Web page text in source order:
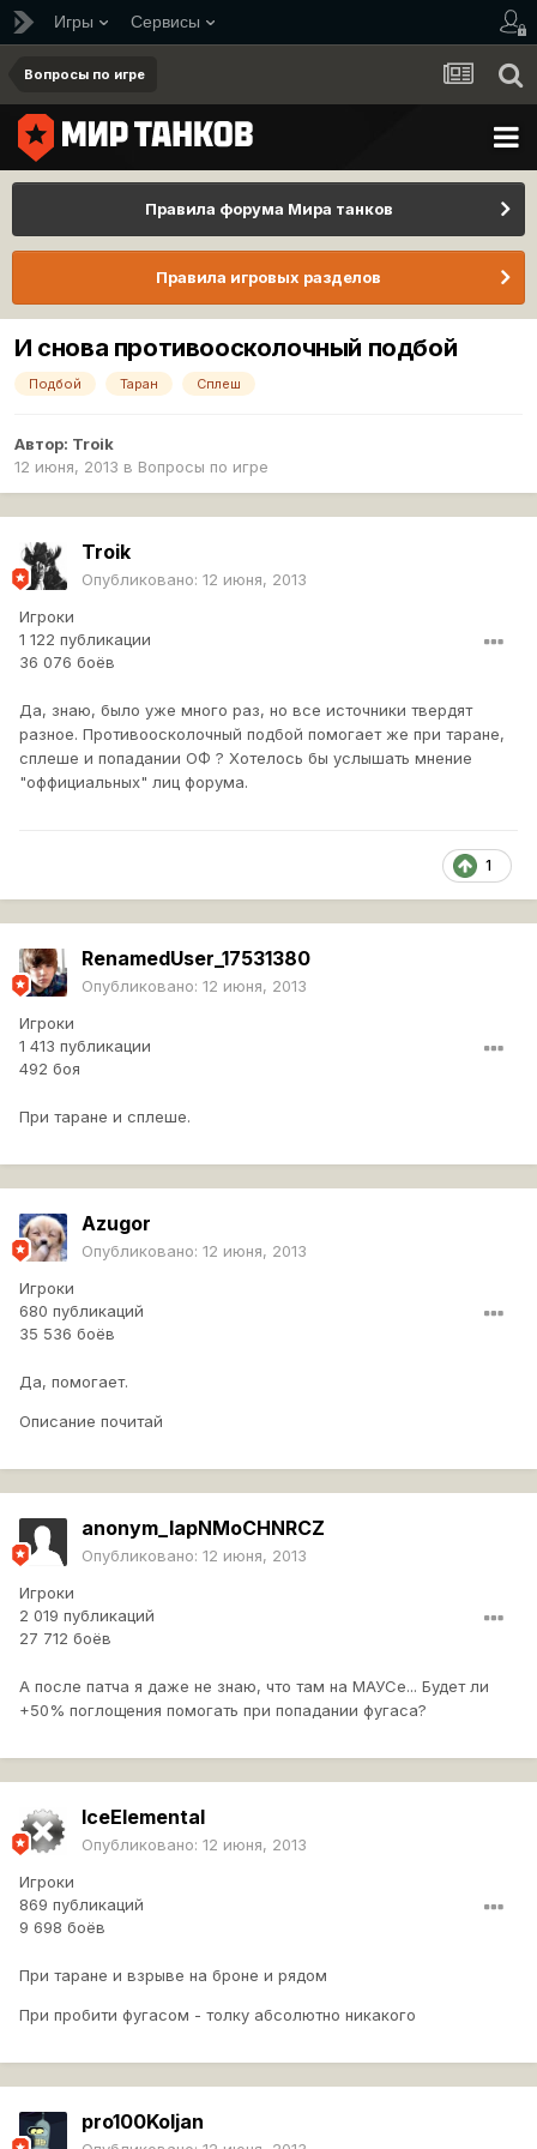
Игры Сервисы
Вопросы по игре
Правила форума Мира танков
Правила игровых разделов
И снова противоосколочный подбой
Подбой Таран Сплеш
Автор: Troik
12 июня, 2013 в Вопросы по игре
Troik
Опубликовано: 12 июня, 2013
Игроки
1 122 публикации
36 076 боёв
Да, знаю, было уже много раз, но все источники твердят
разное. Противоосколочный подбой помогает же при таране,
сплеше и попадании ОФ ? Хотелось бы услышать мнение
"оффициальных" лиц форума.
1
RenamedUser_17531380
Опубликовано: 12 июня, 2013
Игроки
1 413 публикации
492 боя
При таране и сплеше.
Azugor
Опубликовано: 12 июня, 2013
Игроки
680 публикаций
35 536 боёв
Да, помогает.
Описание почитай
anonym_lapNMoCHNRCZ
Опубликовано: 12 июня, 2013
Игроки
2 019 публикаций
27 712 боёв
А после патча я даже не знаю, что там на МАУСе... Будет ли
+50% поглощения помогать при попадании фугаса?
IceElemental
Опубликовано: 12 июня, 2013
Игроки
869 публикаций
9 698 боёв
При таране и взрыве на броне и рядом
При пробити фугасом - толку абсолютно никакого
pro100Koljan